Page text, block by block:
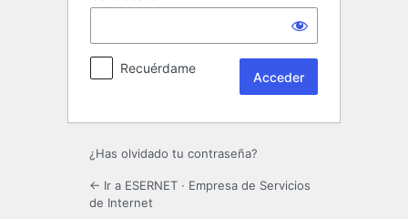
Recuérdame
¿Has olvidado tu contraseña?
← Ir a ESERNET · Empresa de Servicios
de Internet